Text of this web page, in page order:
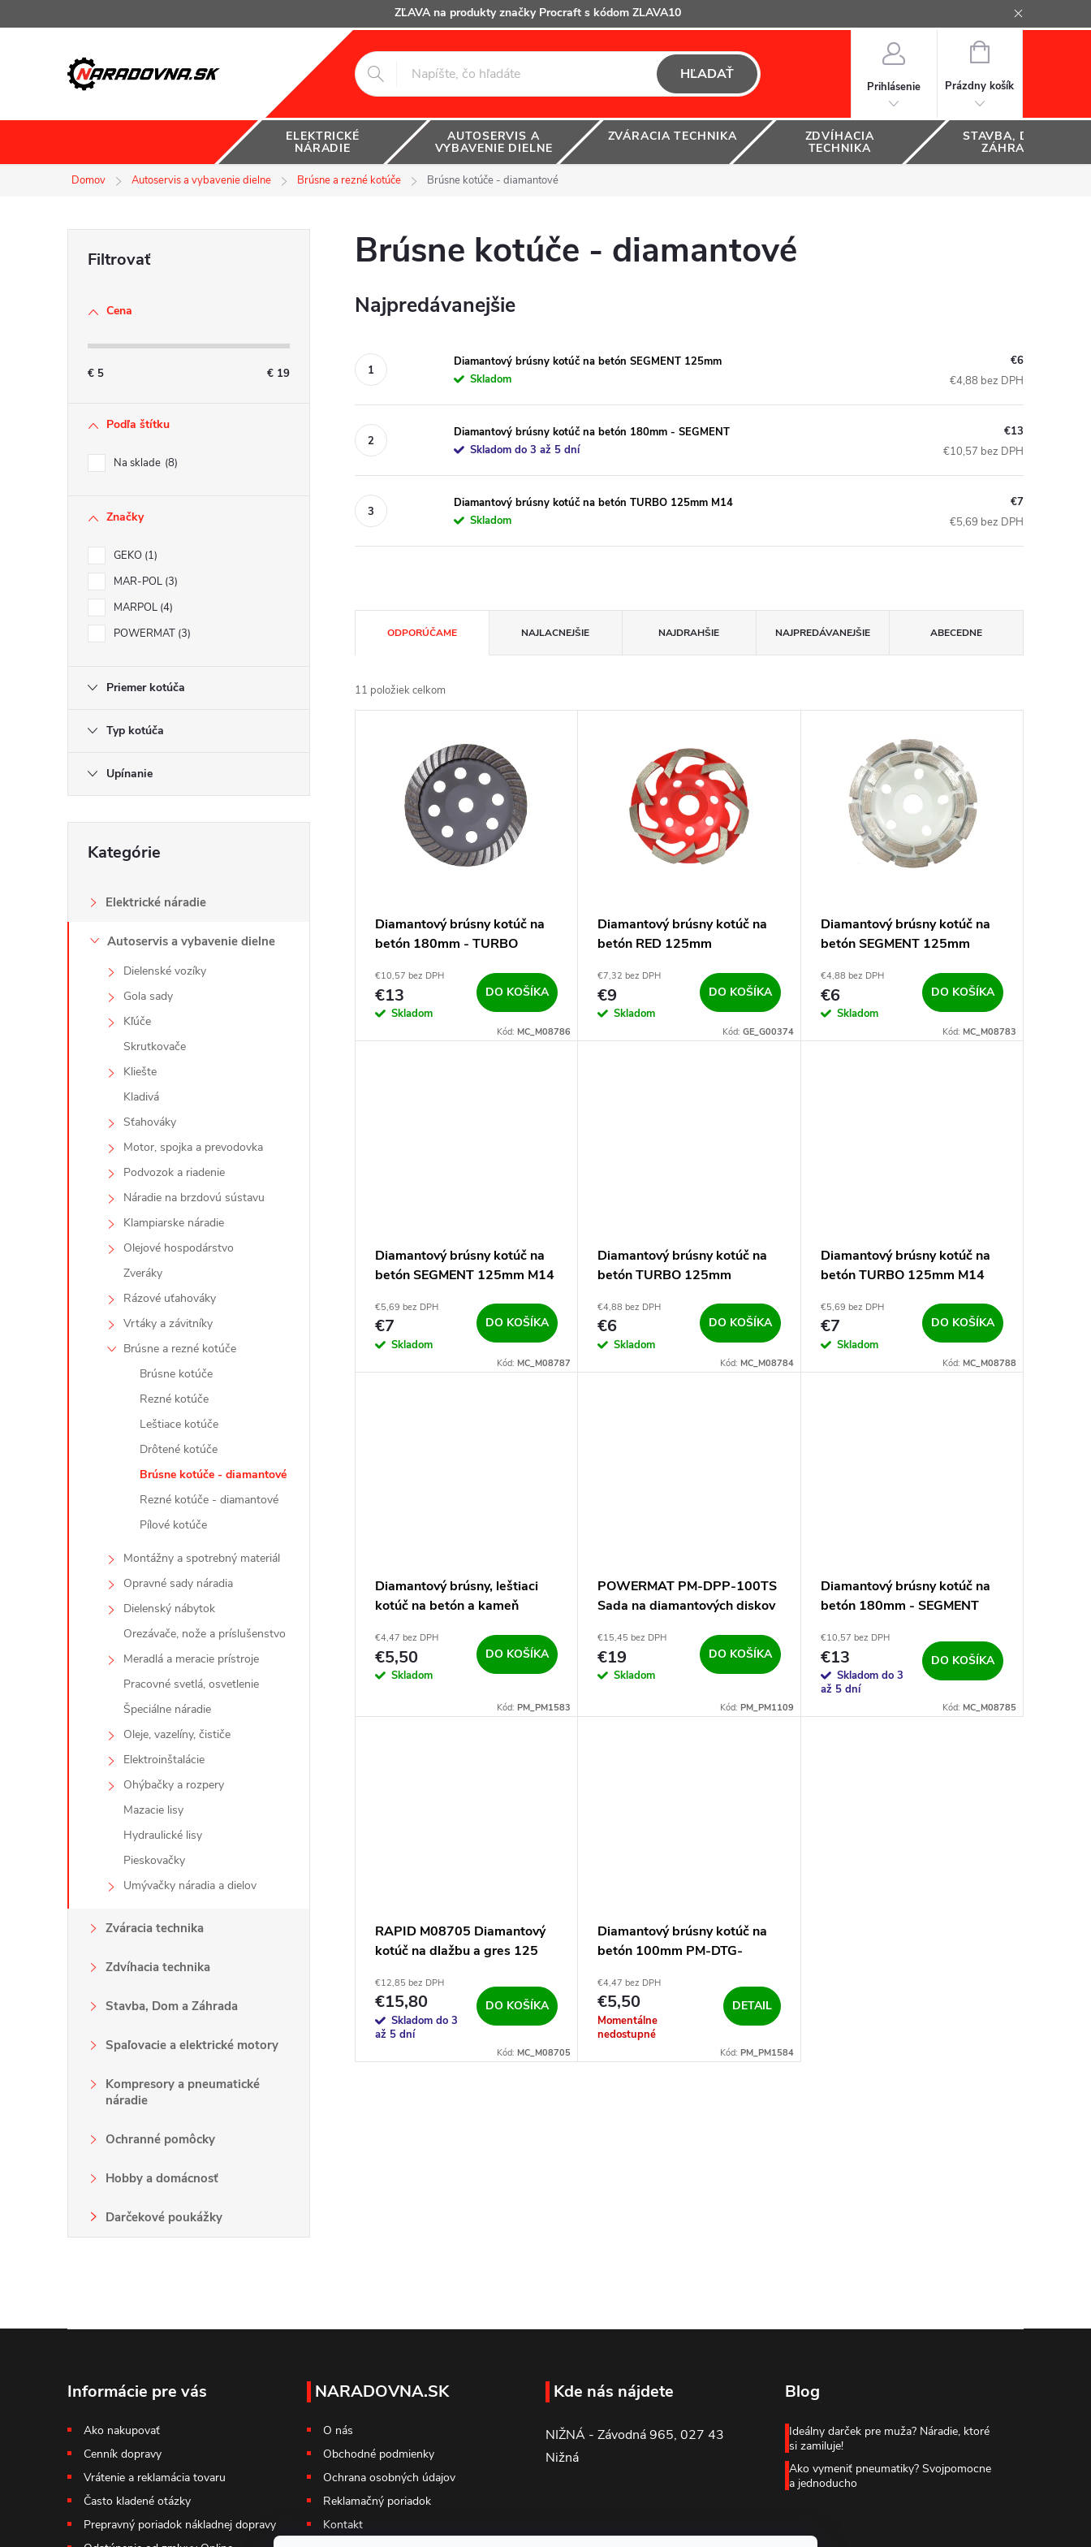
na
ZĽAVA na produkty značky Procraft s kódom ZLAVA10
HĽADAŤ
Prihlásenie
NÁKUPNÝ
Prázdny košík
ELEKTRICKÉ
NÁRADIE
AUTOSERVIS A
VYBAVENIE DIELNE
ZVÁRACIA TECHNIKA ZDVÍHACIA
TECHNIKA
STAVBA, DOM A
ZÁHRADA
Domov Autoservis a vybavenie dielne Brúsne a rezné kotúče Brúsne kotúče - diamantové
Cena
€ 5 € 19
Podľa štítku
Na sklade 8
Značky
GEKO 1
MAR-POL 3
MARPOL 4
POWERMAT 3
Priemer kotúča
Typ kotúča
Upínanie
kategórie
Kategórie
Elektrické náradie
Autoservis a vybavenie dielne
Dielenské vozíky
Gola sady
Kľúče
Skrutkovače
Kliešte
Kladivá
Sťahováky
Motor, spojka a prevodovka
Podvozok a riadenie
Náradie na brzdovú sústavu
Klampiarske náradie
Olejové hospodárstvo
Zveráky
Rázové uťahováky
Vrtáky a závitníky
Brúsne a rezné kotúče
Brúsne kotúče
Rezné kotúče
Leštiace kotúče
Drôtené kotúče
Brúsne kotúče - diamantové
Rezné kotúče - diamantové
Pílové kotúče
Montážny a spotrebný materiál
Opravné sady náradia
Dielenský nábytok
Orezávače, nože a príslušenstvo
Meradlá a meracie prístroje
Pracovné svetlá, osvetlenie
Špeciálne náradie
Oleje, vazelíny, čističe
Elektroinštalácie
Ohýbačky a rozpery
Mazacie lisy
Hydraulické lisy
Pieskovačky
Umývačky náradia a dielov
Zváracia technika
Zdvíhacia technika
Stavba, Dom a Záhrada
Spaľovacie a elektrické motory
Kompresory a pneumatické
náradie
Ochranné pomôcky
Hobby a domácnosť
Darčekové poukážky
Brúsne kotúče - diamantové
Najpredávanejšie
Diamantový brúsny kotúč na betón SEGMENT 125mm
Skladom
€6
€4,88 bez DPH
Diamantový brúsny kotúč na betón 180mm - SEGMENT
Skladom do 3 až 5 dní
€13
€10,57 bez DPH
Diamantový brúsny kotúč na betón TURBO 125mm M14
Skladom
€7
€5,69 bez DPH
a
d
d
ODPORÚČAME NAJLACNEJŠIE NAJDRAHŠIE NAJPREDÁVANEJŠIE ABECEDNE
11 položiek celkom
d
Diamantový brúsny kotúč na
betón 180mm - TURBO
€10,57 bez DPH
€13
Skladom
DO KOŠÍKA
Kód: MC_M08786
Diamantový brúsny kotúč na
betón RED 125mm
€7,32 bez DPH
€9
Skladom
DO KOŠÍKA
Kód: GE_G00374
Diamantový brúsny kotúč na
betón SEGMENT 125mm
€4,88 bez DPH
€6
Skladom
DO KOŠÍKA
Kód: MC_M08783
Diamantový brúsny kotúč na
betón SEGMENT 125mm M14
€5,69 bez DPH
€7
Skladom
DO KOŠÍKA
Kód: MC_M08787
Diamantový brúsny kotúč na
betón TURBO 125mm
€4,88 bez DPH
€6
Skladom
DO KOŠÍKA
Kód: MC_M08784
Diamantový brúsny kotúč na
betón TURBO 125mm M14
€5,69 bez DPH
€7
Skladom
DO KOŠÍKA
Kód: MC_M08788
Diamantový brúsny, leštiaci
kotúč na betón a kameň
€4,47 bez DPH
€5,50
Skladom
DO KOŠÍKA
Kód:PM_PM1583
POWERMAT PM-DPP-100TS
Sada na diamantových diskov
€15,45 bez DPH
€19
Skladom
DO KOŠÍKA
Kód: PM_PM1109
Diamantový brúsny kotúč na
betón 180mm - SEGMENT
€10,57 bez DPH
€13
Skladom do 3
až 5 dní
DO KOŠÍKA
Kód: MC_M08785
RAPID M08705 Diamantový
kotúč na dlažbu a gres 125
€12,85 bez DPH
€15,80
Skladom do 3
až 5 dní
DO KOŠÍKA
Kód: MC_M08705
Diamantový brúsny kotúč na
betón 100mm PM-DTG-
€4,47 bez DPH
€5,50
Momentálne
nedostupné
DETAIL
Kód: PM_PM1584
e
r
v
k
Informácie pre vás
Ako nakupovať
Cenník dopravy
Vrátenie a reklamácia tovaru
Často kladené otázky
Prepravný poriadok nákladnej dopravy
NARADOVNA.SK
O nás
Obchodné podmienky
Ochrana osobných údajov
Reklamačný poriadok
Kontakt
Kde nás nájdete
NIŽNÁ - Závodná 965, 027 43
Nižná
Blog
Ideálny darček pre muža? Náradie, ktoré
si zamiluje!
Ako vymeniť pneumatiky? Svojpomocne
a jednoducho